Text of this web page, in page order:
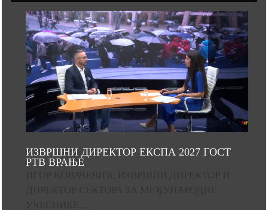
ИЗВРШНИ ДИРЕКТОР ЕКСПА 2027 ГОСТ
РТВ ВРАЊЕ